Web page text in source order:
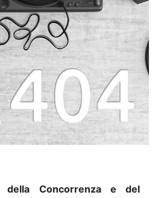
della Concorrenza e del